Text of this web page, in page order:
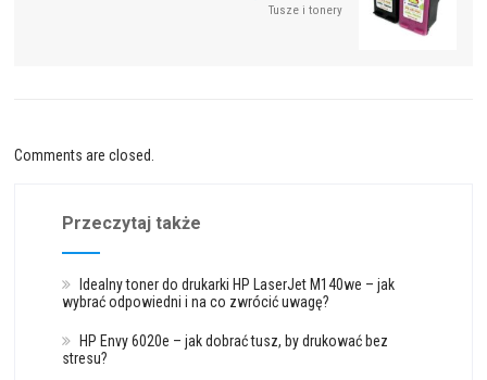
Tusze i tonery
Comments are closed.
Przeczytaj także
Idealny toner do drukarki HP LaserJet M140we – jak
wybrać odpowiedni i na co zwrócić uwagę?
HP Envy 6020e – jak dobrać tusz, by drukować bez
stresu?